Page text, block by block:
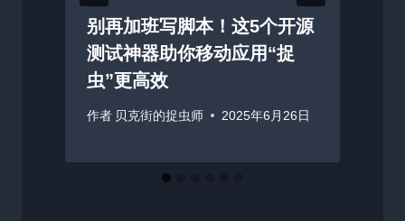
别再加班写脚本！这5个开源
测试神器助你移动应用“捉
虫”更高效
作者 贝克街的捉虫师 2025年6月26日